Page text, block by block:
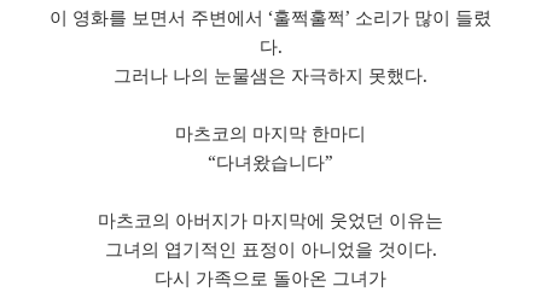
이 영화를 보면서 주변에서 ‘훌쩍훌쩍’ 소리가 많이 들렸
다.
그러나 나의 눈물샘은 자극하지 못했다.
마츠코의 마지막 한마디
“다녀왔습니다”
마츠코의 아버지가 마지막에 웃었던 이유는
그녀의 엽기적인 표정이 아니었을 것이다.
다시 가족으로 돌아온 그녀가